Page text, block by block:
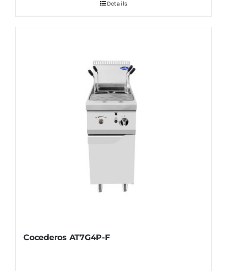
Details
Cocederos AT7G4P-F